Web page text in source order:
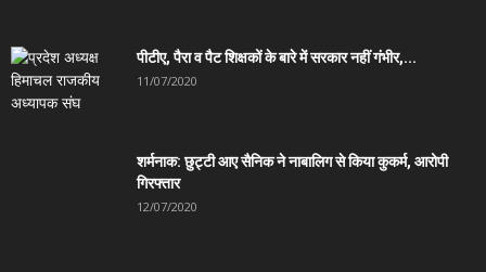
पीटीए, पैरा व पैट शिक्षकों के बारे में सरकार नहीं गंभीर,...
11/07/2020
शर्मनाक: छुट्टी आए सैनिक ने नाबालिग से किया कुकर्म, आरोपी
गिरफ्तार
12/07/2020